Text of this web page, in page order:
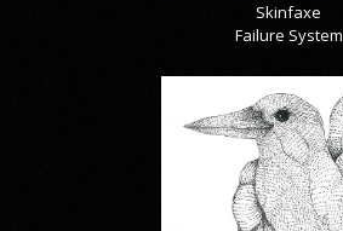
Skinfaxe
Failure System